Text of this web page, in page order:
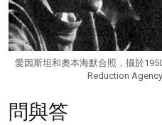
愛因斯坦和奧本海默合照，攝於
Reduction
問與答